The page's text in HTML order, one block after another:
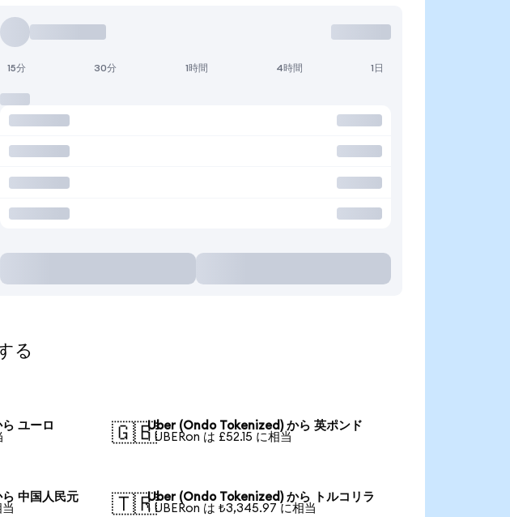
15分 30分 1時間 4時間 1日
る
ユーロ
🇬🇧Uber (Ondo Tokenized) から 英ポンド
1 UBERon は £52.15 に相当
中国人民元
🇹🇷Uber (Ondo Tokenized) から トルコリラ
1 UBERon は ₺3,345.97 に相当